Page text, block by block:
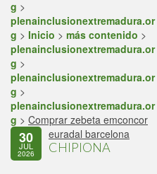
g >
plenainclusionextremadura.or
g > Inicio > más contenido >
plenainclusionextremadura.or
g >
plenainclusionextremadura.or
g >
plenainclusionextremadura.or
g > Comprar zebeta emconcor
euradal barcelona
30
JUL
2026 CHIPIONA